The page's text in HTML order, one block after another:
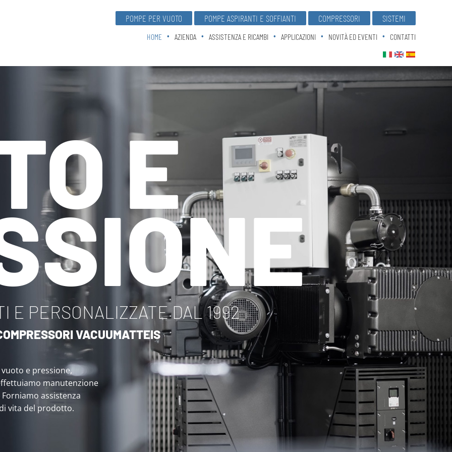
POMPE PER VUOTO POMPE ASPIRANTI E SOFFIANTI COMPRESSORI SISTEMI
HOME AZIENDA ASSISTENZA E RICAMBI APPLICAZIONI NOVITÀ ED EVENTI CONTATTI
E
E PERSONALIZZATE DAL 1992
VACUUMATTEIS
e pressione,
manutenzione
assistenza
vita del prodotto.